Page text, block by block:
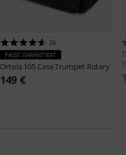
26
PASST GARANTIERT
Ortola 105 Case Trumpet Rotary
149 €